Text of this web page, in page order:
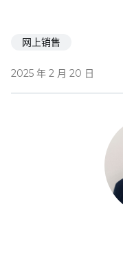
网上销售
2025 年 2 月 20 日